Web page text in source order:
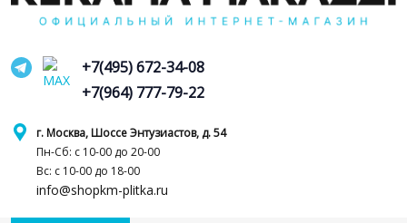
г. Москва, Шоссе Энтузиастов, д. 54
Пн-Сб: с 10-00 до 20-00
Вс: с 10-00 до 18-00
info@shopkm-plitka.ru
+7(495) 672-34-08
+7(964) 777-79-22